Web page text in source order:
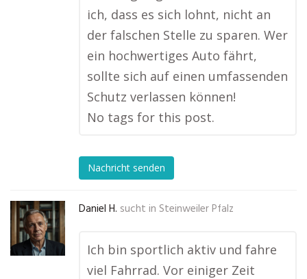
ich, dass es sich lohnt, nicht an
der falschen Stelle zu sparen. Wer
ein hochwertiges Auto fährt,
sollte sich auf einen umfassenden
Schutz verlassen können!
No tags for this post.
Nachricht senden
Daniel H. sucht in Steinweiler Pfalz
Ich bin sportlich aktiv und fahre
viel Fahrrad. Vor einiger Zeit